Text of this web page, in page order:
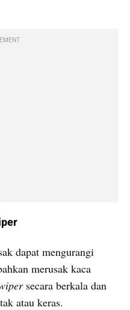
dapat mengurangi
merusak kaca
secara berkala dan
atau keras.